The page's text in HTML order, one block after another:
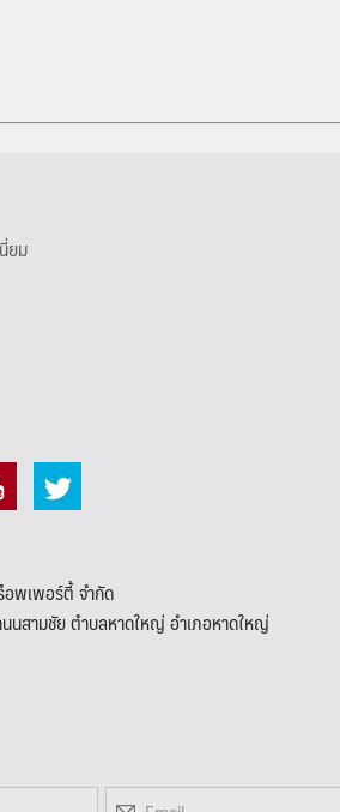
ยม
พเพอร์ตี้ จำกัด
นสามชัย ตำบลหาดใหญ่ อำเภอหาดใหญ่